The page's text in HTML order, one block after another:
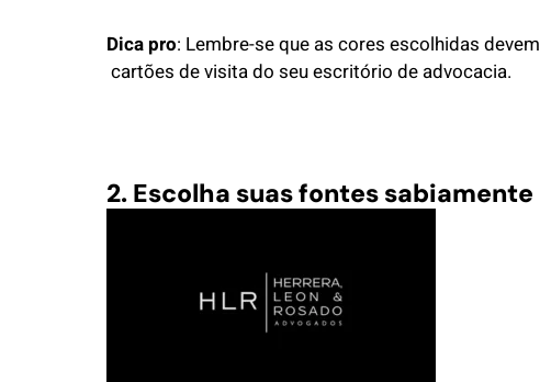
Dica pro: Lembre-se que as cores escolhidas
cartões de visita do seu escritório de advocacia.
2. Escolha suas fontes sabiamente